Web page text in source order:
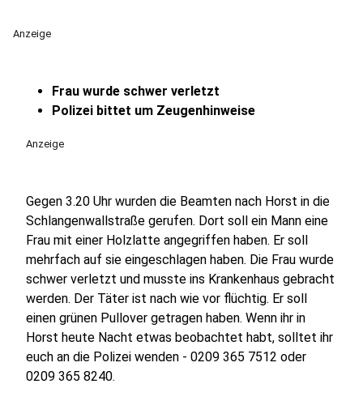
Anzeige
Frau wurde schwer verletzt
Polizei bittet um Zeugenhinweise
Anzeige
Gegen 3.20 Uhr wurden die Beamten nach Horst in die
Schlangenwallstraße gerufen. Dort soll ein Mann eine
Frau mit einer Holzlatte angegriffen haben. Er soll
mehrfach auf sie eingeschlagen haben. Die Frau wurde
schwer verletzt und musste ins Krankenhaus gebracht
werden. Der Täter ist nach wie vor flüchtig. Er soll
einen grünen Pullover getragen haben. Wenn ihr in
Horst heute Nacht etwas beobachtet habt, solltet ihr
euch an die Polizei wenden - 0209 365 7512 oder
0209 365 8240.